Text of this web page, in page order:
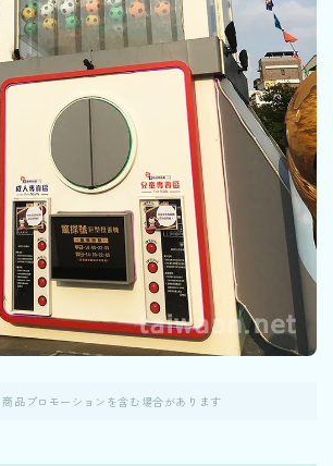
品プロモーションを含む場合があります